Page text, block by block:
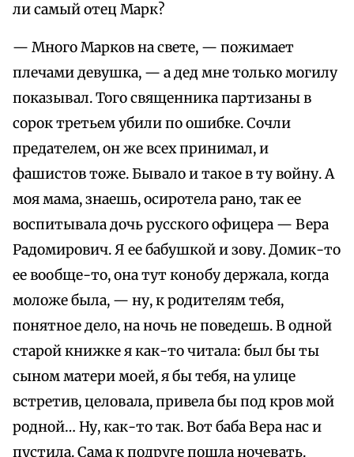
ли самый отец Марк?
— Много Марков на свете, — пожимает
плечами девушка, — а дед мне только могилу
показывал. Того священника партизаны в
сорок третьем убили по ошибке. Сочли
предателем, он же всех принимал, и
фашистов тоже. Бывало и такое в ту войну. А
моя мама, знаешь, осиротела рано, так ее
воспитывала дочь русского офицера — Вера
Радомирович. Я ее бабушкой и зову. Домик-то
ее вообще-то, она тут конобу держала, когда
моложе была, — ну, к родителям тебя,
понятное дело, на ночь не поведешь. В одной
старой книжке я как-то читала: был бы ты
сыном матери моей, я бы тебя, на улице
встретив, целовала, привела бы под кров мой
родной… Ну, как-то так. Вот баба Вера нас и
пустила. Сама к подруге пошла ночевать.